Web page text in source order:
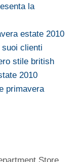
la
estate 2010
clienti
stile british
2010
primavera